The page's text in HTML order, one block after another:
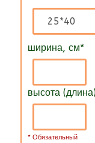
ширина, см*
высота
* Обязательный